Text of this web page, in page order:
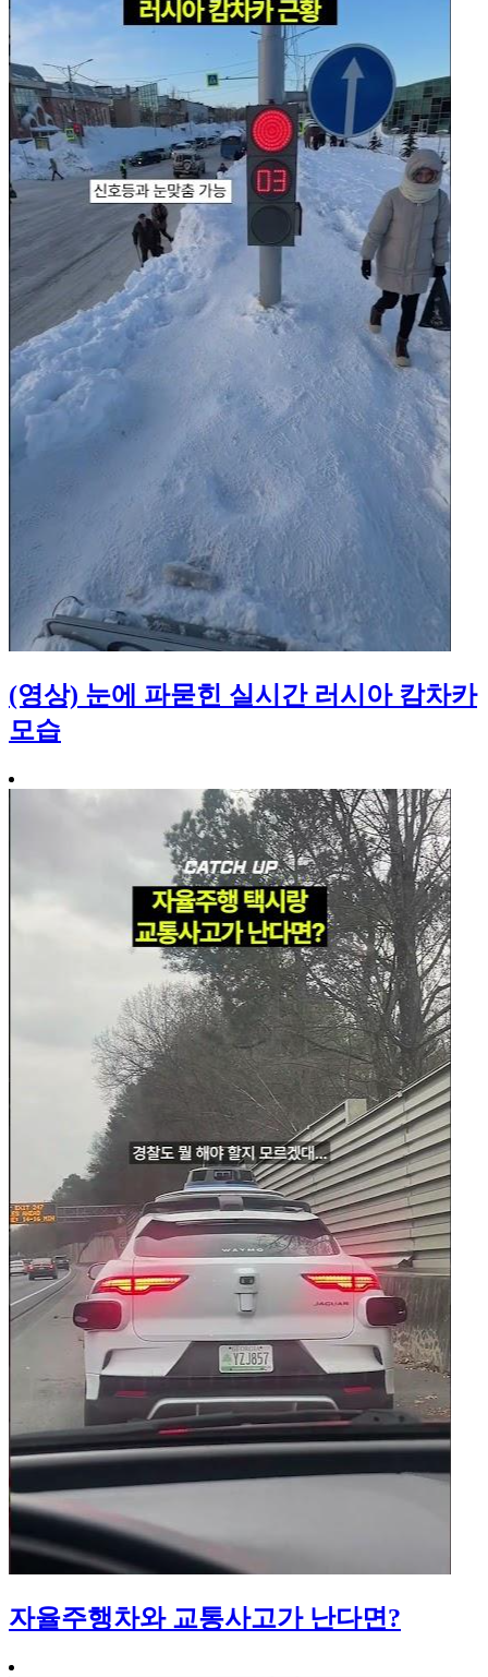
(영상) 눈에 파묻힌 실시간 러시아 캄차카
모습
자율주행차와 교통사고가 난다면?